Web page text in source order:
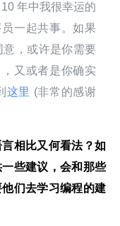
年中我很幸运的
一起共事。如果
，或许是你需要
又或者是你确实
这里 (非常的感谢
相比又何看法？如
些建议，会和那些
们去学习编程的建